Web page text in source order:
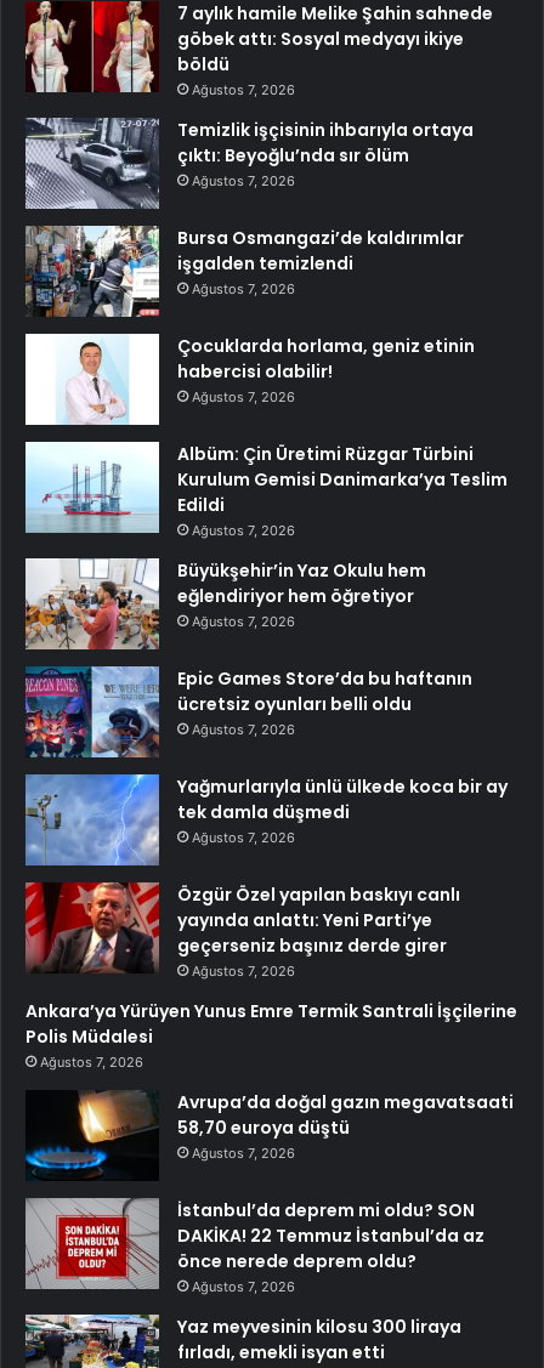
7 aylık hamile Melike Şahin sahnede
göbek attı: Sosyal medyayı ikiye
böldü
Ağustos 7, 2026
Temizlik işçisinin ihbarıyla ortaya
çıktı: Beyoğlu’nda sır ölüm
Ağustos 7, 2026
Bursa Osmangazi’de kaldırımlar
işgalden temizlendi
Ağustos 7, 2026
Çocuklarda horlama, geniz etinin
habercisi olabilir!
Ağustos 7, 2026
Albüm: Çin Üretimi Rüzgar Türbini
Kurulum Gemisi Danimarka’ya Teslim
Edildi
Ağustos 7, 2026
Büyükşehir’in Yaz Okulu hem
eğlendiriyor hem öğretiyor
Ağustos 7, 2026
Epic Games Store’da bu haftanın
ücretsiz oyunları belli oldu
Ağustos 7, 2026
Yağmurlarıyla ünlü ülkede koca bir ay
tek damla düşmedi
Ağustos 7, 2026
Özgür Özel yapılan baskıyı canlı
yayında anlattı: Yeni Parti’ye
geçerseniz başınız derde girer
Ağustos 7, 2026
Ankara’ya Yürüyen Yunus Emre Termik Santrali İşçilerine
Polis Müdalesi
Ağustos 7, 2026
Avrupa’da doğal gazın megavatsaati
58,70 euroya düştü
Ağustos 7, 2026
İstanbul’da deprem mi oldu? SON
DAKİKA! 22 Temmuz İstanbul’da az
önce nerede deprem oldu?
Ağustos 7, 2026
Yaz meyvesinin kilosu 300 liraya
fırladı, emekli isyan etti